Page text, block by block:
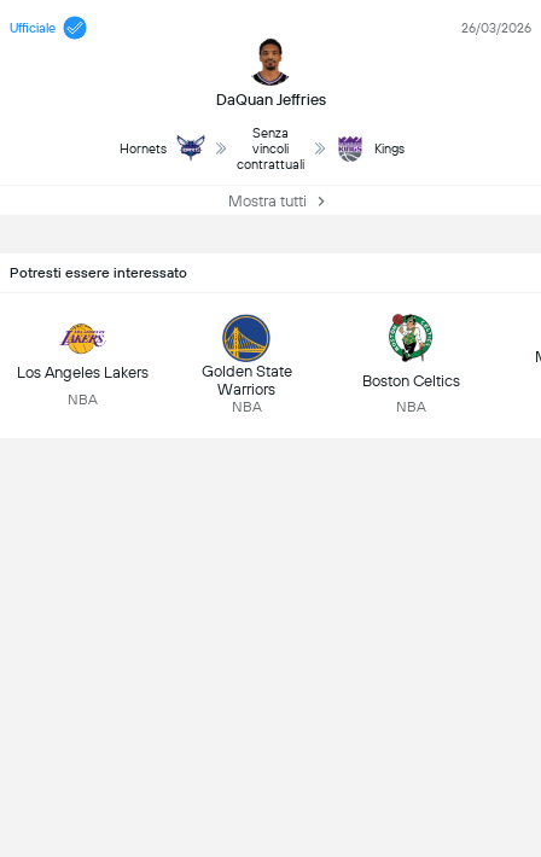
Ufficiale
DaQuan Jeffries
26/03/2026
Hornets
Senza
vincoli
contrattuali
Kings
Mostra tutti
Potresti essere interessato
Los Angeles Lakers
NBA
Golden State
Warriors
NBA
Boston Celtics
NBA